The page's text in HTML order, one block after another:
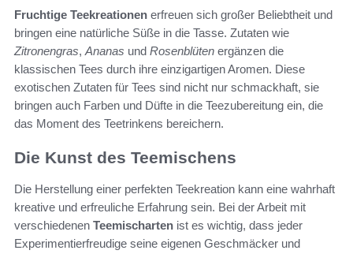
Fruchtige Teekreationen erfreuen sich großer Beliebtheit und
bringen eine natürliche Süße in die Tasse. Zutaten wie
Zitronengras, Ananas und Rosenblüten ergänzen die
klassischen Tees durch ihre einzigartigen Aromen. Diese
exotischen Zutaten für Tees sind nicht nur schmackhaft, sie
bringen auch Farben und Düfte in die Teezubereitung ein, die
das Moment des Teetrinkens bereichern.
Die Kunst des Teemischens
Die Herstellung einer perfekten Teekreation kann eine wahrhaft
kreative und erfreuliche Erfahrung sein. Bei der Arbeit mit
verschiedenen Teemischarten ist es wichtig, dass jeder
Experimentierfreudige seine eigenen Geschmäcker und